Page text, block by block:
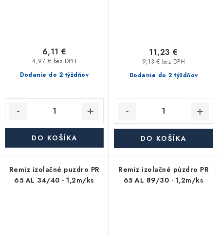
Dodanie do 2 týždňov
4,97 € bez DPH
6,11 €
DO KOŠÍKA
Dodanie do 2 týždňov
9,13 € bez DPH
11,23 €
DO KOŠÍKA
Remiz izolačné puzdro PR
65 AL 34/40 - 1,2m/ks
Remiz izolačné púzdro PR
65 AL 89/30 - 1,2m/ks